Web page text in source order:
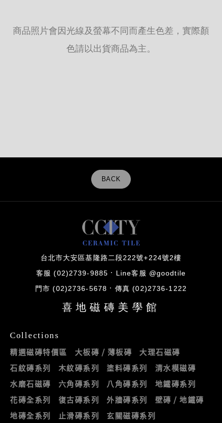
商品照片會因光線及螢幕不同而產生色差，實際顏
色請以出貨商品為主。
BACK
台北市大安區基隆路二段222號+224號2樓
客服 (02)2739-9885 Line客服 @goodtile
門市 (02)2736-5678 傳真 (02)2736-1222
喜地磁磚美學館
Collections
精選磁磚特價區 大板磚 / 薄板磚
大理石磁磚
石紋磚系列
木紋磚系列 塗料磚系列
清水模磁磚
水磨石磁磚
六角磚系列 八角磚系列
地鐵磚系列
花磚全系列
復古磚系列 外牆磚系列
壁磚 / 地鐵磚
地磚全系列
止滑磚系列
玄關磁磚系列